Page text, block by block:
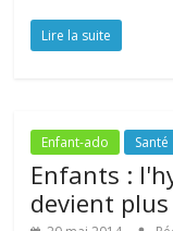
Lire la suite
Enfant-ado Santé
Enfants :
devient